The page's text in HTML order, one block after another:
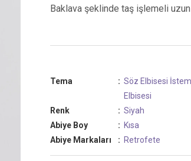
Baklava şeklinde taş işlemeli
Tema : Söz Elbisesi
Elbisesi
Renk
: Siyah
Abiye Boy
: Kısa
Abiye Markaları
: Retrofete